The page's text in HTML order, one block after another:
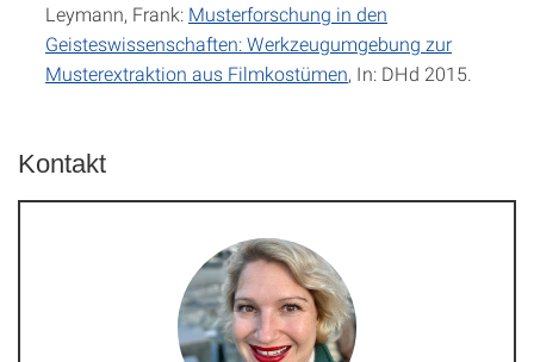
Leymann, Frank: Musterforschung in den
Geisteswissenschaften: Werkzeugumgebung zur
Musterextraktion aus Filmkostümen, In: DHd 2015.
Kontakt